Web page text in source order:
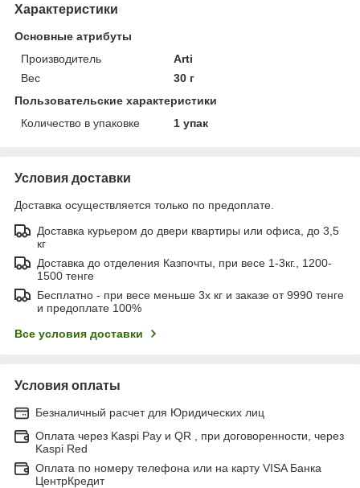
Характеристики
Основные атрибуты
Производитель
Arti
Вес
30 г
Пользовательские характеристики
Количество в упаковке
1 упак
Условия доставки
Доставка осуществляется только по предоплате.
Доставка курьером до двери квартиры или офиса, до 3,5
кг
Доставка до отделения Казпочты, при весе 1-3кг., 1200-
1500 тенге
Бесплатно - при весе меньше 3х кг и заказе от 9990 тенге
и предоплате 100%
Все условия доставки
Условия оплаты
Безналичный расчет для Юридических лиц
Оплата через Kaspi Pay и QR , при договоренности, через
Kaspi Red
Оплата по номеру телефона или на карту VISA Банка
ЦентрКредит